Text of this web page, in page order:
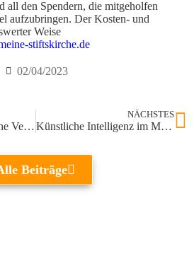
all den Spendern, die mitgeholfen
aufzubringen. Der Kosten- und
Weise
stiftskirche.de
02/04/2023
Die Kommunalpolitische Vereinigung sorgt sich um das Thema Flüchtlinge
NÄCHSTES
Künstliche Intelligenz im Museum Frieder Burda zu sehen
Beiträge